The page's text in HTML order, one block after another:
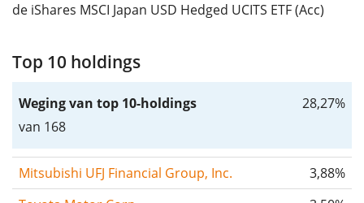
de iShares MSCI Japan USD Hedged UCITS ETF (Acc)
Top 10 holdings
Weging van top 10-holdings
van 168
28,27%
Mitsubishi UFJ Financial Group, Inc.
3,88%